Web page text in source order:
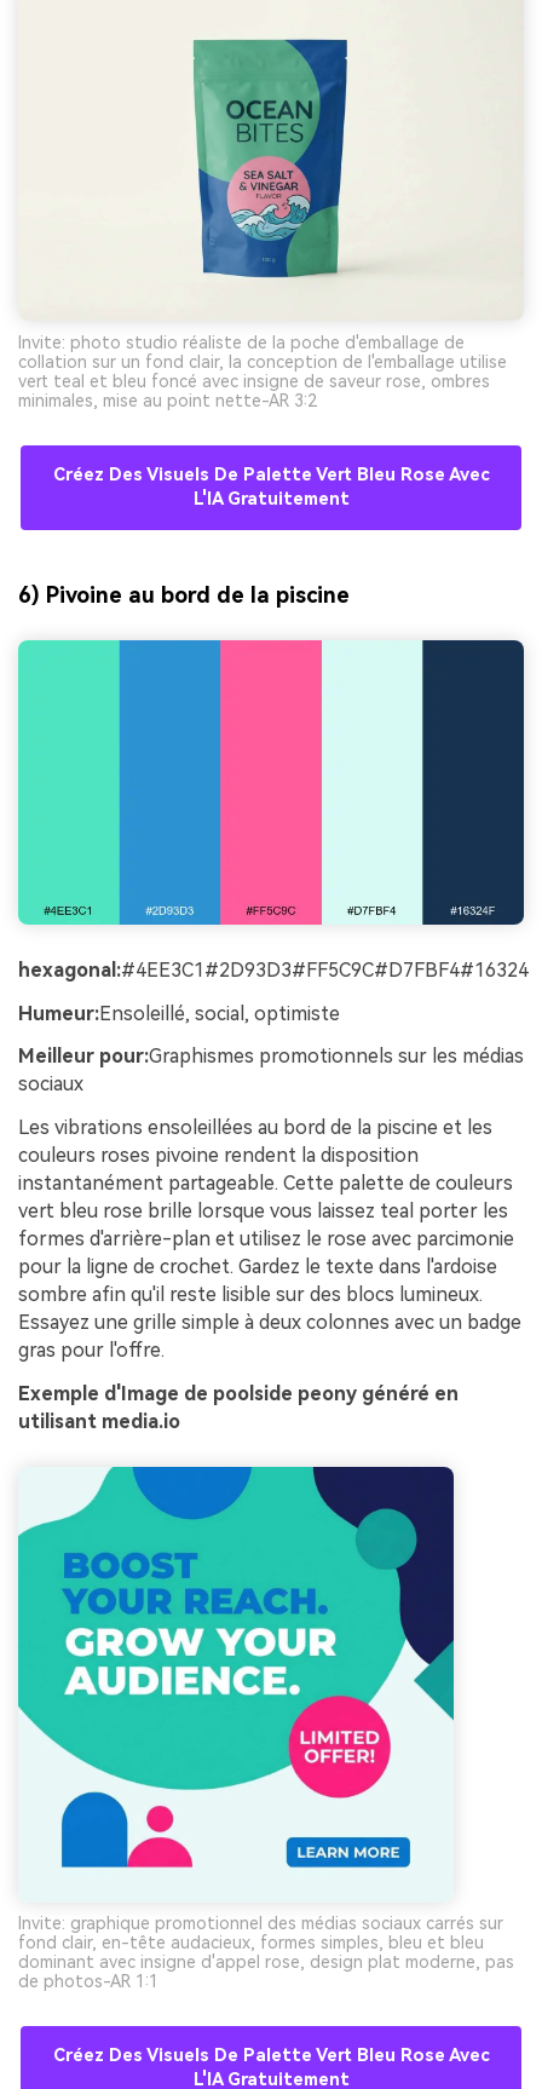
Invite: photo studio réaliste de la poche d'emballage de
collation sur un fond clair, la conception de l'emballage utilise
vert teal et bleu foncé avec insigne de saveur rose, ombres
minimales, mise au point nette-AR 3:2
Créez Des Visuels De Palette Vert Bleu Rose Avec
L'IA Gratuitement
6) Pivoine au bord de la piscine
hexagonal:#4EE3C1#2D93D3#FF5C9C#D7FBF4#16324
Humeur:Ensoleillé, social, optimiste
Meilleur pour:Graphismes promotionnels sur les médias
sociaux
Les vibrations ensoleillées au bord de la piscine et les
couleurs roses pivoine rendent la disposition
instantanément partageable. Cette palette de couleurs
vert bleu rose brille lorsque vous laissez teal porter les
formes d'arrière-plan et utilisez le rose avec parcimonie
pour la ligne de crochet. Gardez le texte dans l'ardoise
sombre afin qu'il reste lisible sur des blocs lumineux.
Essayez une grille simple à deux colonnes avec un badge
gras pour l'offre.
Exemple d'Image de poolside peony généré en
utilisant media.io
Invite: graphique promotionnel des médias sociaux carrés sur
fond clair, en-tête audacieux, formes simples, bleu et bleu
dominant avec insigne d'appel rose, design plat moderne, pas
de photos-AR 1:1
Créez Des Visuels De Palette Vert Bleu Rose Avec
L'IA Gratuitement